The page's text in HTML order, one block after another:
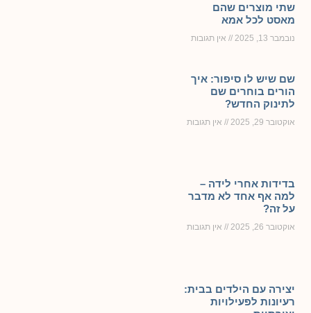
שתי מוצרים שהם
מאסט לכל אמא
נובמבר 13, 2025 אין תגובות
שם שיש לו סיפור: איך
הורים בוחרים שם
לתינוק החדש?
אוקטובר 29, 2025 אין תגובות
בדידות אחרי לידה –
למה אף אחד לא מדבר
על זה?
אוקטובר 26, 2025 אין תגובות
יצירה עם הילדים בבית:
רעיונות לפעילויות